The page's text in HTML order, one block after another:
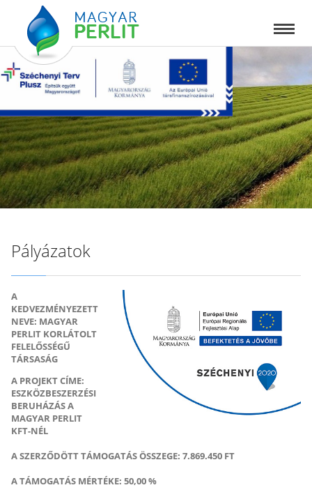
Pályázatok
A
KEDVEZMÉNYEZETT
NEVE: MAGYAR
PERLIT KORLÁTOLT
FELELŐSSÉGŰ
TÁRSASÁG
A PROJEKT CÍME:
ESZKÖZBESZERZÉSI
BERUHÁZÁS A
MAGYAR PERLIT
KFT-NÉL
A SZERZŐDÖTT TÁMOGATÁS ÖSSZEGE: 7.869.450 FT
A TÁMOGATÁS MÉRTÉKE: 50,00 %